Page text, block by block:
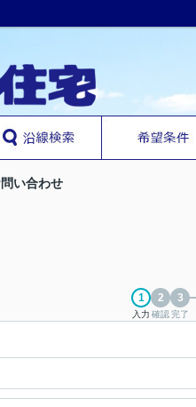
い合わせ
入力 確認完了